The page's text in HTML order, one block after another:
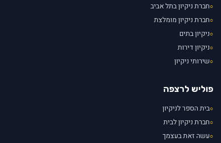
○חברת ניקיון בתל אביב
○חברת ניקיון מומלצת
○ניקיון בתים
○ניקיון דירות
○שירותי ניקיון
פוליש לרצפה
○בית הספר לניקיון
○חברת ניקיון לבית
○עשה זאת בעצמך